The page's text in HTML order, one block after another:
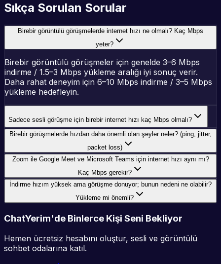
Sıkça Sorulan Sorular
Birebir görüntülü görüşmelerde internet hızı ne olmalı? Kaç Mbps
yeter?
Birebir görüntülü görüşmeler için genelde 3–6 Mbps
indirme / 1.5–3 Mbps yükleme aralığı iyi sonuç verir.
Daha rahat deneyim için 6–10 Mbps indirme / 3–5 Mbps
yükleme hedefleyin.
Sadece sesli görüşme için birebir internet hızı kaç Mbps olmalı?
Birebir görüşmelerde hızdan daha önemli olan şeyler neler? (ping, jitter,
packet loss)
Zoom ile Google Meet ve Microsoft Teams için internet hızı aynı mı?
Kaç Mbps gerekir?
İndirme hızım yüksek ama görüşme donuyor; bunun nedeni ne olabilir?
Yükleme mi önemli?
ChatYerim'de Binlerce Kişi Seni Bekliyor
Hemen ücretsiz hesabını oluştur, sesli ve görüntülü
sohbet odalarına katıl.